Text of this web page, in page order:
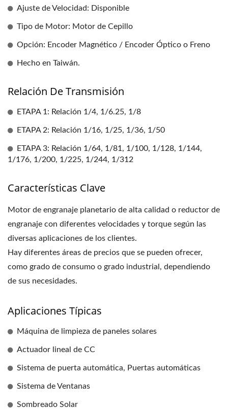
Ajuste de Velocidad: Disponible
Tipo de Motor: Motor de Cepillo
Opción: Encoder Magnético / Encoder Óptico o Freno
Hecho en Taiwán.
Relación De Transmisión
ETAPA 1: Relación 1/4, 1/6.25, 1/8
ETAPA 2: Relación 1/16, 1/25, 1/36, 1/50
ETAPA 3: Relación 1/64, 1/81, 1/100, 1/128, 1/144,
1/176, 1/200, 1/225, 1/244, 1/312
Características Clave
Motor de engranaje planetario de alta calidad o reductor de
engranaje con diferentes velocidades y torque según las
diversas aplicaciones de los clientes.
Hay diferentes áreas de precios que se pueden ofrecer,
como grado de consumo o grado industrial, dependiendo
de sus necesidades.
Aplicaciones Típicas
Máquina de limpieza de paneles solares
Actuador lineal de CC
Sistema de puerta automática, Puertas automáticas
Sistema de Ventanas
Sombreado Solar